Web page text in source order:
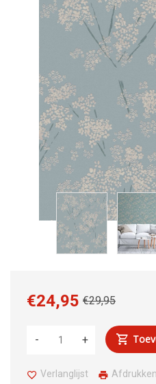
€29,95
€24,95
+
-
Verlanglijst Afdrukken